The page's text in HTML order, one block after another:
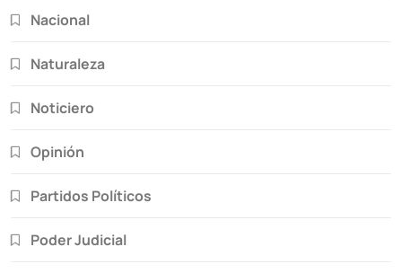
Nacional
Naturaleza
Noticiero
Opinión
Partidos Políticos
Poder Judicial